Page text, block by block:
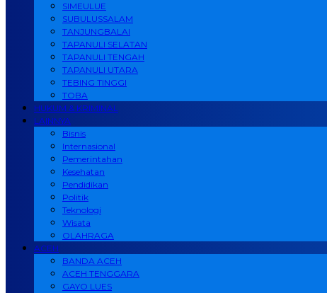
SIMEULUE
SUBULUSSALAM
TANJUNGBALAI
TAPANULI SELATAN
TAPANULI TENGAH
TAPANULI UTARA
TEBING TINGGI
TOBA
HUKUM & KRIMINAL
LAINNYA
Bisnis
Internasional
Pemerintahan
Kesehatan
Pendidikan
Politik
Teknologi
Wisata
OLAHRAGA
ACEH
BANDA ACEH
ACEH TENGGARA
GAYO LUES